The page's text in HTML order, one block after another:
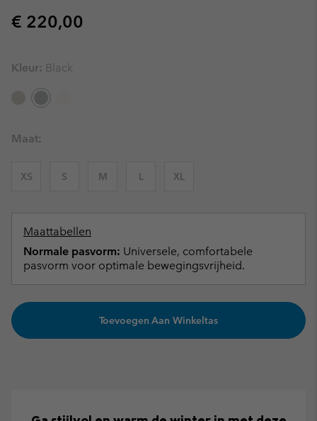
Regular price:
€ 220,00
Kleur: Black
Maat:
XS S M L XL
Maattabellen
Normale pasvorm: Universele, comfortabele
pasvorm voor optimale bewegingsvrijheid.
Toevoegen Aan Winkeltas